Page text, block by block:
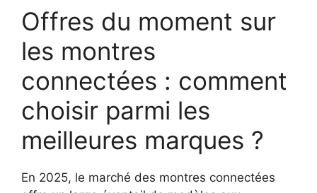
Offres du moment sur
les montres
connectées : comment
choisir parmi les
meilleures marques ?
En 2025, le marché des montres connectées